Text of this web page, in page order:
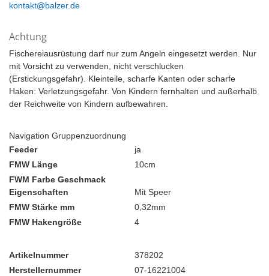
kontakt@balzer.de
Achtung
Fischereiausrüstung darf nur zum Angeln eingesetzt werden. Nur
mit Vorsicht zu verwenden, nicht verschlucken
(Erstickungsgefahr). Kleinteile, scharfe Kanten oder scharfe
Haken: Verletzungsgefahr. Von Kindern fernhalten und außerhalb
der Reichweite von Kindern aufbewahren.
Navigation Gruppenzuordnung
Feeder
ja
FMW Länge
10cm
FWM Farbe Geschmack
Eigenschaften
Mit Speer
FMW Stärke mm
0,32mm
FMW Hakengröße
4
Artikelnummer
378202
Herstellernummer
07-16221004